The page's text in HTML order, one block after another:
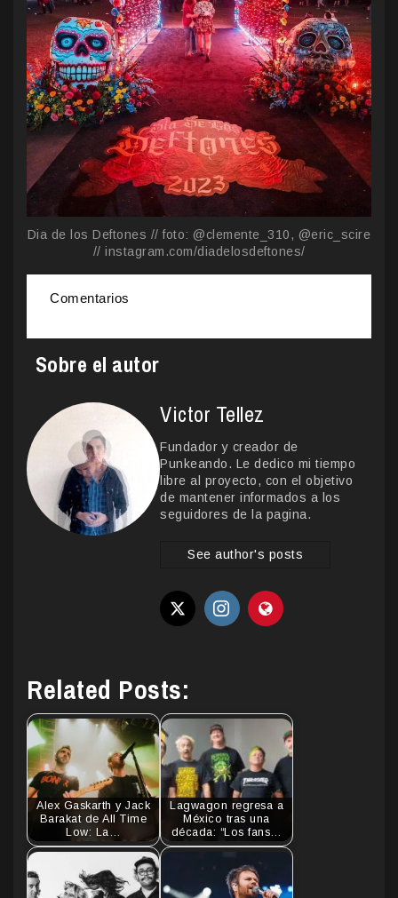
Dia de los Deftones // foto: @clemente_310, @eric_scire
// instagram.com/diadelosdeftones/
Comentarios
Sobre el autor
Victor Tellez
Fundador y creador de
Punkeando. Le dedico mi tiempo
libre al proyecto, con el objetivo
de mantener informados a los
seguidores de la pagina.
See author's posts
Related Posts:
Alex Gaskarth y Jack
Barakat de All Time
Low: La…
Lagwagon regresa a
México tras una
década: “Los fans…